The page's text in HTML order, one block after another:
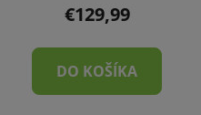
€129,99
DO KOŠÍKA